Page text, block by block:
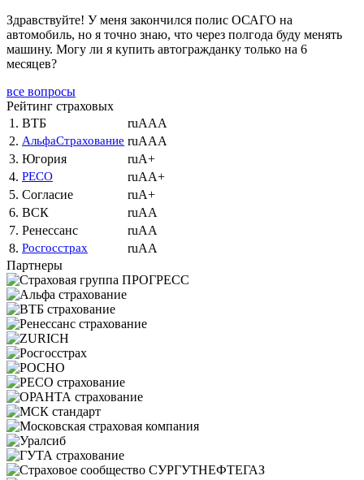
Здравствуйте! У меня закончился полис ОСАГО на
автомобиль, но я точно знаю, что через полгода буду менять
машину. Могу ли я купить автогражданку только на 6
месяцев?
все вопросы
Рейтинг страховых
1. ВТБ
ruAAA
2. АльфаСтрахование ruAAA
3. Югория
ruA+
4. РЕСО
ruAA+
5. Согласие
ruA+
6. ВСК
ruAA
7. Ренессанс
ruAA
8. Росгосстрах
ruAA
Партнеры